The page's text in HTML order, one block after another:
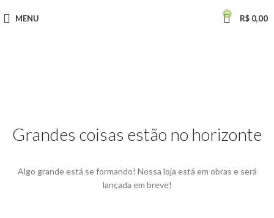
MENU 0 R$ 0,00
Grandes coisas estão no horizonte
Algo grande está se formando! Nossa loja está em obras e será
lançada em breve!